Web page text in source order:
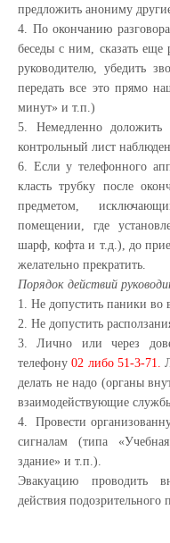
предложить анониму
4. По окончанию
беседы с ним, сказать еще
руководителю, убедить
передать все это прямо
минут» и т.п.)
5. Немедленно доложить
контрольный лист
6. Если у телефонного
класть трубку после
предметом,
помещении, где
шарф, кофта и т.д.), до
желательно прекратить.
Порядок действий
1. Не допустить паники во
2. Не допустить
3. Лично или через
телефону02 либо 51-3-71.
делать не надо (органы
взаимодействующие
4. Провести
сигналам (типа
здание» и т.п.).
Эвакуацию проводить
действия подозрительного